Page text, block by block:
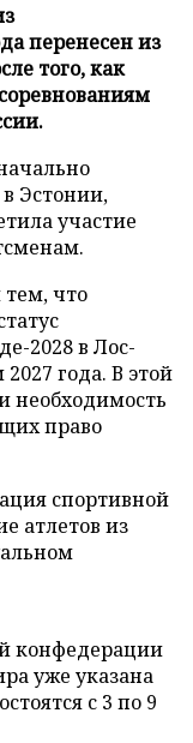
перенесен из
того, как
Эстонии,
участие
тем, что
2028 в Лос-
года. В этой
необходимость
право
спортивной
атлетов из
конфедерации
уже указана
с 3 по 9